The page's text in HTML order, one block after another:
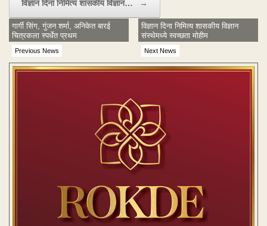
विज्ञान दिना निमित्य शासकीय विज्ञान… →
Previous News
गार्गी सिंग, गुंजन शर्मा, अनिकेत बारई
चित्रकला स्पर्धेत प्रथम
Next News
विज्ञान दिना निमित्य शासकीय विज्ञान
संस्थेमध्ये स्वच्छता मोहीम